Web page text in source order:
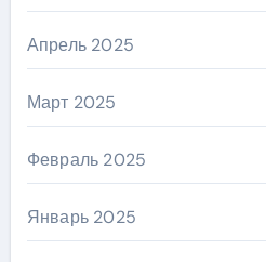
Апрель 2025
Март 2025
Февраль 2025
Январь 2025